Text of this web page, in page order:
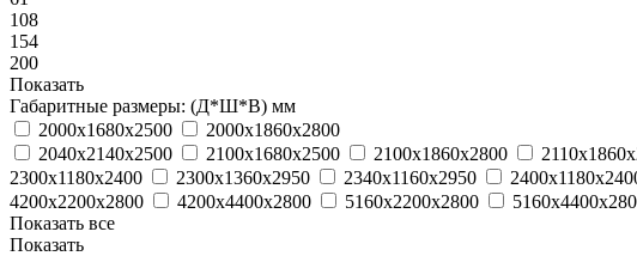
108
154
200
Показать
Габаритные размеры: (Д*Ш*В) мм
2000х1680х2500
2000х1860х2800
2040х2140х2500
2100х1680х2500 2100х1860х2800
2300х1180х2400
2300х1360х2950 2340х1160х2950
4200х2200х2800
4200х4400х2800 5160х2200х2800
Показать все
Показать